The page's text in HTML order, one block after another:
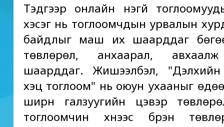
Тэдгээр онлайн үнэгүй
хэсэг нь тоглоомчдын урвалын
байдлыг маш их шаарддаг
төвлөрөл, анхаарал,
шаарддаг. Жишээлбэл,
хэцүү тоглоом" нь оюун ухааныг
ширүүн галзуугийн цэвэр
тоглоомчин хүнээс бүрэн